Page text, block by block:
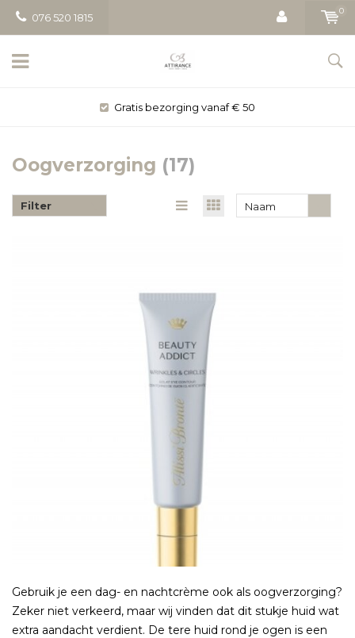
076 520 1815
0
Gratis bezorging vanaf € 50
Oogverzorging (17)
Filter
Naam
Gebruik je een dag- en nachtcrème ook als oogverzorging?
Zeker niet verkeerd, maar wij vinden dat dit stukje huid wat
extra aandacht verdient. De tere huid rond je ogen is een